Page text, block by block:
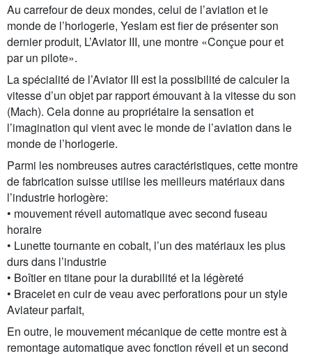
Au carrefour de deux mondes, celui de l’aviation et le
monde de l’horlogerie, Yeslam est fier de présenter son
dernier produit, L’Aviator III, une montre «Conçue pour et
par un pilote».
La spécialité de l’Aviator III est la possibilité de calculer la
vitesse d’un objet par rapport émouvant à la vitesse du son
(Mach). Cela donne au propriétaire la sensation et
l’imagination qui vient avec le monde de l’aviation dans le
monde de l’horlogerie.
Parmi les nombreuses autres caractéristiques, cette montre
de fabrication suisse utilise les meilleurs matériaux dans
l’industrie horlogère:
• mouvement réveil automatique avec second fuseau
horaire
• Lunette tournante en cobalt, l’un des matériaux les plus
durs dans l’industrie
• Boîtier en titane pour la durabilité et la légèreté
• Bracelet en cuir de veau avec perforations pour un style
Aviateur parfait,
En outre, le mouvement mécanique de cette montre est à
remontage automatique avec fonction réveil et un second